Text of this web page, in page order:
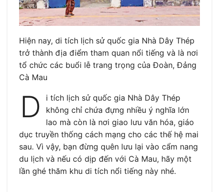
Hiện nay, di tích lịch sử quốc gia Nhà Dây Thép
trở thành địa điểm tham quan nổi tiếng và là nơi
tổ chức các buổi lễ trang trọng của Đoàn, Đảng
Cà Mau
D
i tích lịch sử quốc gia Nhà Dây Thép
không chỉ chứa đựng nhiều ý nghĩa lớn
lao mà còn là nơi giao lưu văn hóa, giáo
dục truyền thống cách mạng cho các thế hệ mai
sau. Vì vậy, bạn đừng quên lưu lại vào cẩm nang
du lịch và nếu có dịp đến với Cà Mau, hãy một
lần ghé thăm khu di tích nổi tiếng này nhé.